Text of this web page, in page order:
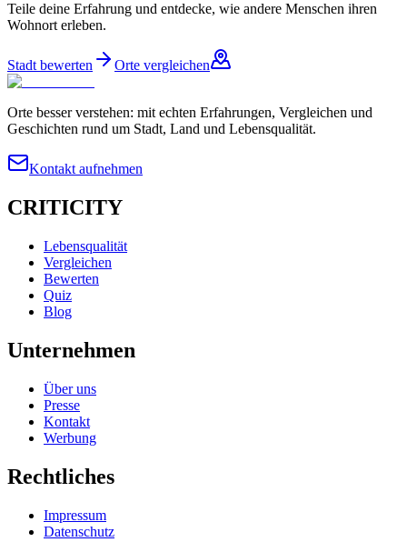
Teile deine Erfahrung und entdecke, wie andere Menschen ihren
Wohnort erleben.
Stadt bewerten Orte vergleichen
Orte besser verstehen: mit echten Erfahrungen, Vergleichen und
Geschichten rund um Stadt, Land und Lebensqualität.
Kontakt aufnehmen
CRITICITY
Lebensqualität
Vergleichen
Bewerten
Quiz
Blog
Unternehmen
Über uns
Presse
Kontakt
Werbung
Rechtliches
Impressum
Datenschutz